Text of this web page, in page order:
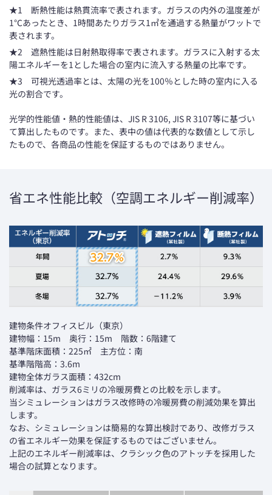
★1 断熱性能は熱貫流率で表されます。ガラスの内外の温度差が
1℃あったとき、1時間あたりガラス1㎡を通過する熱量がワットで
表されます。
★2 遮熱性能は日射熱取得率で表されます。ガラスに入射する太
陽エネルギーを1とした場合の室内に流入する熱量の比率です。
★3 可視光透過率とは、太陽の光を100％とした時の室内に入る
光の割合です。
光学的性能値・熱的性能値は、JIS R 3106, JIS R 3107等に基づい
て算出したものです。また、表中の値は代表的な数値として示し
たもので、各商品の性能を保証するものではありません。
省エネ性能比較（空調エネルギー削減率）
建物条件オフィスビル（東京）
建物幅：15m 奥行：15m 階数：6階建て
基準階床面積：225㎡ 主方位：南
基準階階高：3.6m
建物全体ガラス面積：432cm
削減率は、ガラス6ミリの冷暖房費との比較を示します。
当シミュレーションはガラス改修時の冷暖房費の削減効果を算出
します。
なお、シミュレーションは簡易的な算出検討であり、改修ガラス
の省エネルギー効果を保証するものではございません。
上記のエネルギー削減率は、クラシック色のアトッチを採用した
場合の試算となります。